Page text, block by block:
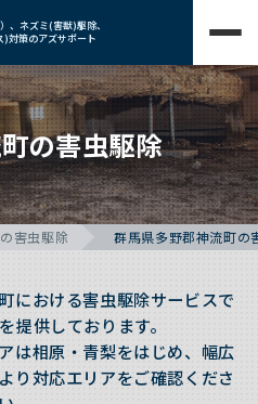
、ネズミ(害獣)駆除、
)対策のアズサポート
の害虫駆除
害虫駆除 群馬県多野郡神流町の
における害虫駆除サービスで
提供しております。
は相原・青梨をはじめ、幅広
り対応エリアをご確認くださ